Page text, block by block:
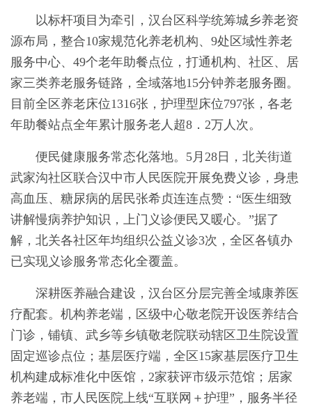
以标杆项目为牵引，汉台区科学统筹城乡养老资
源布局，整合10家规范化养老机构、9处区域性养老
服务中心、49个老年助餐点位，打通机构、社区、居
家三类养老服务链路，全域落地15分钟养老服务圈。
目前全区养老床位1316张，护理型床位797张，各老
年助餐站点全年累计服务老人超8．2万人次。
便民健康服务常态化落地。5月28日，北关街道
武家沟社区联合汉中市人民医院开展免费义诊，身患
高血压、糖尿病的居民张希贞连连点赞：“医生细致
讲解慢病养护知识，上门义诊便民又暖心。”据了
解，北关各社区年均组织公益义诊3次，全区各镇办
已实现义诊服务常态化全覆盖。
深耕医养融合建设，汉台区分层完善全域康养医
疗配套。机构养老端，区级中心敬老院开设医养结合
门诊，铺镇、武乡等乡镇敬老院联动辖区卫生院设置
固定巡诊点位；基层医疗端，全区15家基层医疗卫生
机构建成标准化中医馆，2家获评市级示范馆；居家
养老端，市人民医院上线“互联网＋护理”，服务半径